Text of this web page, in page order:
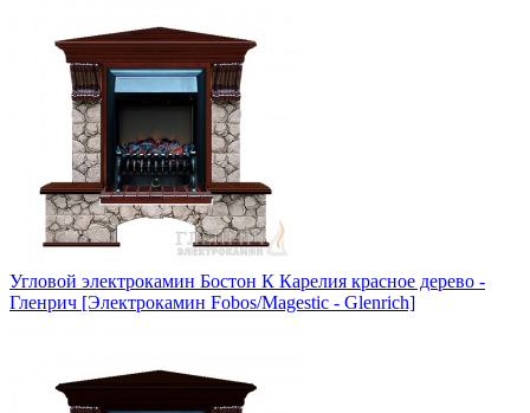
Угловой электрокамин Бостон К Карелия красное дерево -
Гленрич [Электрокамин Fobos/Magestic - Glenrich]